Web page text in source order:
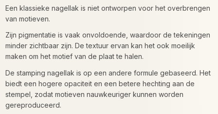
Een klassieke nagellak is niet ontworpen voor het overbrengen
van motieven.
Zijn pigmentatie is vaak onvoldoende, waardoor de tekeningen
minder zichtbaar zijn. De textuur ervan kan het ook moeilijk
maken om het motief van de plaat te halen.
De stamping nagellak is op een andere formule gebaseerd. Het
biedt een hogere opaciteit en een betere hechting aan de
stempel, zodat motieven nauwkeuriger kunnen worden
gereproduceerd.